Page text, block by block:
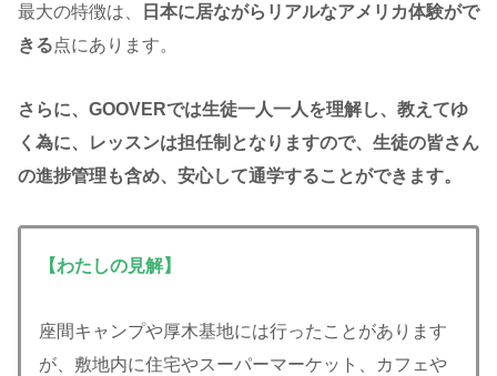
最大の特徴は、
日本に居ながらリアルなアメリカ体験がで
きる点にあります。
さらに、GOOVERでは生徒一人一人を理解し、教えてゆ
く為に、レッスンは担任制となりますので、生徒の皆さん
の進捗管理も含め、安心して通学することができます。
【わたしの見解】
座間キャンプや厚木基地には行ったことがあります
が、敷地内に住宅やスーパーマーケット、カフェや